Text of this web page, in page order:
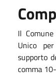
Il
Unico
supporto
comma